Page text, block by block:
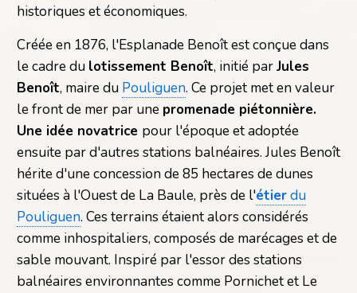
historiques et économiques.
Créée en 1876, l'Esplanade Benoît est conçue dans
le cadre du lotissement Benoît, initié parJules
Benoît, maire du Pouliguen. Ce projet met en valeur
le front de mer par une promenade piétonnière.
Une idée novatrice pour l'époque et adoptée
ensuite par d'autres stations balnéaires. Jules Benoît
hérite d'une concession de 85 hectares de dunes
situées à l'Ouest de La Baule, près de l'étierdu
Pouliguen. Ces terrains étaient alors considérés
comme inhospitaliers, composés de marécages et de
sable mouvant. Inspiré par l'essor des stations
balnéaires environnantes comme Pornichet et Le